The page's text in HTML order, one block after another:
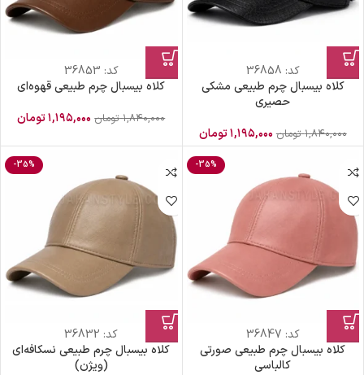
کد: 36858
کلاه بیسبال چرم طبیعی مشکی
حصیری
۱,۸۴۰,۰۰۰ تومان ۱,۱۹۵,۰۰۰تومان
کد: 36853
کلاه بیسبال چرم طبیعی قهوه‌ای
۱,۸۴۰,۰۰۰ تومان ۱,۱۹۵,۰۰۰تومان
-35%
کد: 36847
کلاه بیسبال چرم طبیعی صورتی
کالباسی
-35%
کد: 36832
کلاه بیسبال چرم طبیعی نسکافه‌ای
(ویژن)